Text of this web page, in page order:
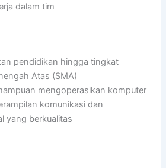
dalam tim
pendidikan hingga tingkat
Atas (SMA)
mengoperasikan komputer
komunikasi dan
yang berkualitas